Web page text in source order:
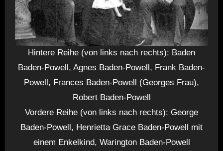
Hintere Reihe (von links nach rechts): Baden
Baden-Powell, Agnes Baden-Powell, Frank Baden-
Powell, Frances Baden-Powell (Georges Frau),
Robert Baden-Powell
Vordere Reihe (von links nach rechts): George
Baden-Powell, Henrietta Grace Baden-Powell mit
einem Enkelkind, Warington Baden-Powell